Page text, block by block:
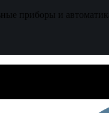
приборы и